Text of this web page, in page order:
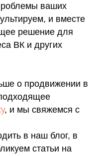
ваших
и вместе
решение для
ВК и других
о продвижении в
, и мы свяжемся с
в наш блог, в
статьи на